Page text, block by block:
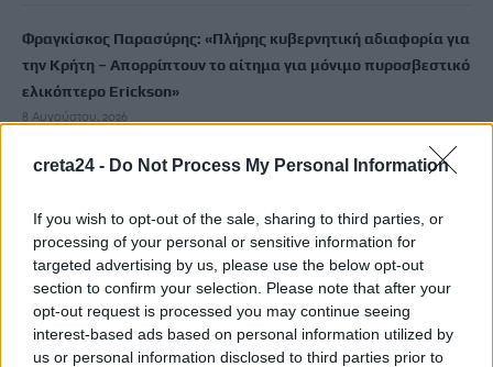
creta24 - Do Not Process My Personal Information
If you wish to opt-out of the sale, sharing to third parties, or
processing of your personal or sensitive information for
targeted advertising by us, please use the below opt-out
section to confirm your selection. Please note that after your
opt-out request is processed you may continue seeing
interest-based ads based on personal information utilized by
us or personal information disclosed to third parties prior to
Φραγκίσκος Παρασύρης: «Πλήρης κυβερνητική αδιαφορία για
την Κρήτη – Απορρίπτουν το αίτημα για μόνιμο πυροσβεστικό
ελικόπτερο Erickson»
8 Αυγούστου, 2026
Δύσκολες οι επόμενες ημέρες στην Κρήτη: Ισχυροί άνεμοι έως
πυρκαγιές!
8 Αυγούστου, 2026
Χιλιάδες επισκέπτες κατέκλυσαν το λιμάνι της Άρβης για την
8η Γιορτή Μπανάνας